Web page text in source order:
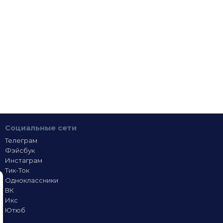
Социальные сети
Телеграм
Фэйсбук
Инстаграм
Тик-Ток
Одноклассники
ВК
Икс
Ютюб